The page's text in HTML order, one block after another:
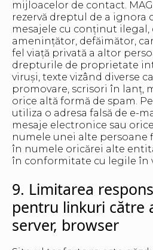
mijloacelor de contact.
rezervă dreptul de a ignora
mesajele cu conținut ilegal,
amenințător, defăimător,
fel viață privată a altor
drepturile de proprietate
viruși, texte vizând diverse
promovare, scrisori în lanț,
orice altă formă de spam.
utiliza o adresa falsă de e-
mesaje electronice sau
numele unei alte persoane
în numele oricărei alte
în conformitate cu legile în
9. Limitarea
pentru linkuri către
server, browser